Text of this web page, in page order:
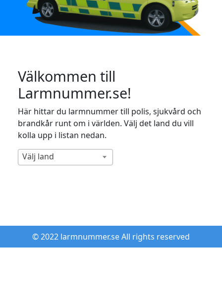
Välkommen till
Larmnummer.se!
Här hittar du larmnummer till polis, sjukvård och
brandkår runt om i världen. Välj det land du vill
kolla upp i listan nedan.
Välj land
© 2022 larmnummer.se All rights reserved